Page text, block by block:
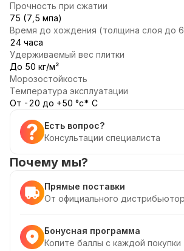
Прочность при сжатии
75 (7,5 мпа)
Время до хождения (толщина слоя до
24 часа
Удерживаемый вес плитки
До 50 кг/м²
Морозостойкость
Температура эксплуатации
От -20 до +50 °с* С
Есть вопрос?
Консультации специалиста
Почему мы?
Прямые поставки
От официального
Бонусная программа
Копите баллы с каждой покупки